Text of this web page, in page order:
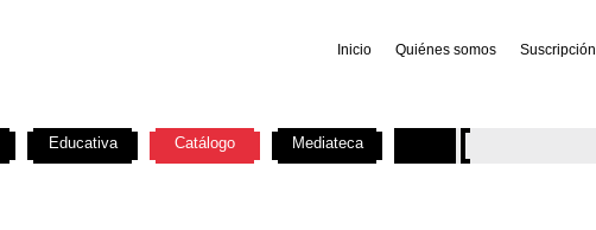
Inicio Quiénes somos Suscripción
Educativa Catálogo Mediateca